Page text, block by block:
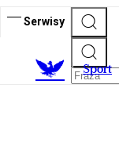
Serwisy
Sport